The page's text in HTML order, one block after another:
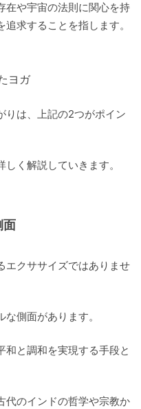
在や宇宙の法則に関心を持
求することを指します。
ヨガ
りは、上記の2つがポイン
く解説していきます。
面
エクササイズではありませ
側面があります。
和と調和を実現する手段と
代のインドの哲学や宗教か